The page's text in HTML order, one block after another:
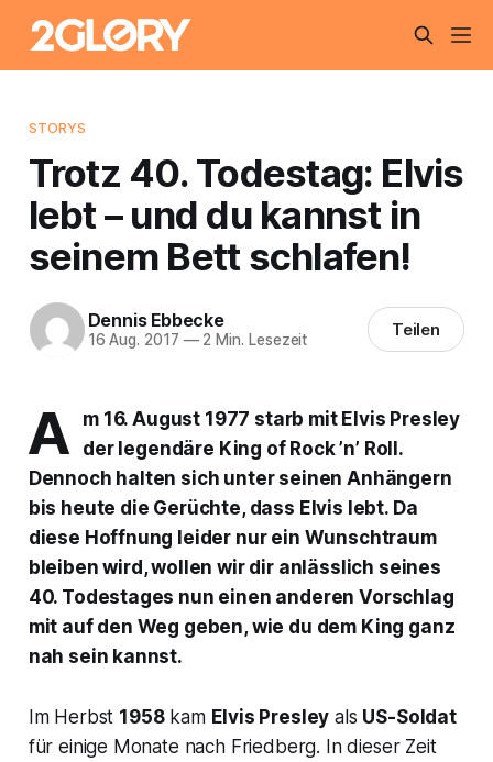
STORYS
Trotz 40. Todestag: Elvis
lebt – und du kannst in
seinem Bett schlafen!
Dennis Ebbecke
16 Aug. 2017 —2 Min. Lesezeit Teilen
A
m 16. August 1977 starb mit Elvis Presley
der legendäre King of Rock ’n’ Roll.
Dennoch halten sich unter seinen Anhängern
bis heute die Gerüchte, dass Elvis lebt. Da
diese Hoffnung leider nur ein Wunschtraum
bleiben wird, wollen wir dir anlässlich seines
40. Todestages nun einen anderen Vorschlag
mit auf den Weg geben, wie du dem King ganz
nah sein kannst.
Im Herbst 1958kam Elvis Presley als US-Soldat
für einige Monate nach Friedberg. In dieser Zeit